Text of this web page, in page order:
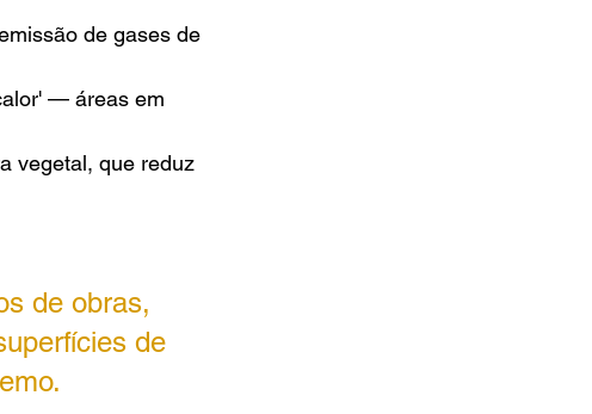
de gases de
— áreas em
vegetal, que reduz
de obras,
de